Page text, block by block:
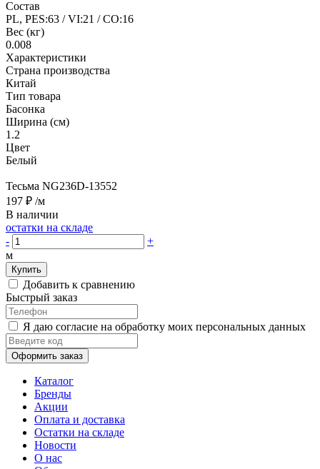
Состав
PL, PES:63 / VI:21 / CO:16
Вес (кг)
0.008
Характеристики
Страна производства
Китай
Тип товара
Басонка
Ширина (см)
1.2
Цвет
Белый
Тесьма NG236D-13552
197 ₽ /м
В наличии
остатки на складе
-
+
м
Купить
Добавить к сравнению
Быстрый заказ
Я даю согласие на обработку моих персональных данных
Оформить заказ
Каталог
Бренды
Акции
Оплата и доставка
Остатки на складе
Новости
О нас